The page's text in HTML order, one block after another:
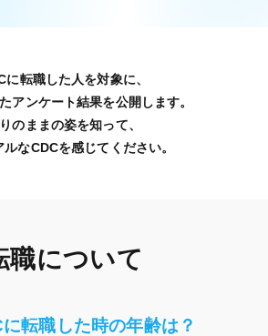
に転職した人を対象に、
アンケート結果を公開します。
のままの姿を知って、
ルなCDCを感じてください。
職について
転職した時の年齢は？